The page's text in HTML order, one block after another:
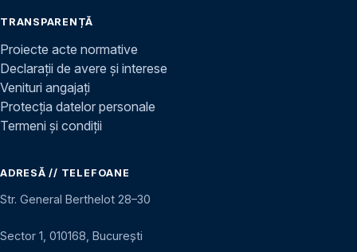
TRANSPARENȚĂ
Proiecte acte normative
Declarații de avere și interese
Venituri angajați
Protecția datelor personale
Termeni și condiții
ADRESĂ // TELEFOANE
Str. General Berthelot 28–30
Sector 1, 010168, București